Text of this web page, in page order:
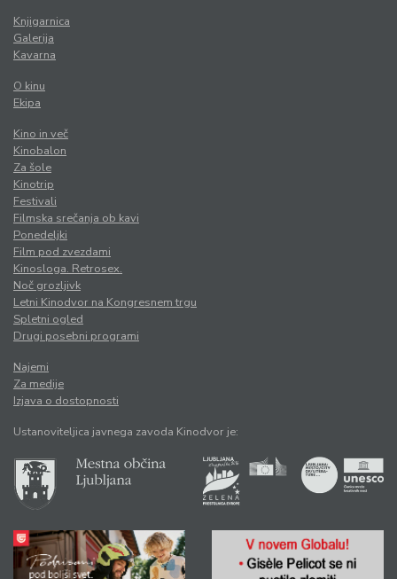
Knjigarnica
Galerija
Kavarna
O kinu
Ekipa
Kino in več
Kinobalon
Za šole
Kinotrip
Festivali
Filmska srečanja ob kavi
Ponedeljki
Film pod zvezdami
Kinosloga. Retrosex.
Noč grozljivk
Letni Kinodvor na Kongresnem trgu
Spletni ogled
Drugi posebni programi
Najemi
Za medije
Izjava o dostopnosti
Ustanoviteljica javnega zavoda Kinodvor je: